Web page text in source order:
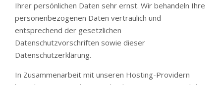
Ihrer persönlichen Daten sehr ernst. Wir behandeln Ihre
personenbezogenen Daten vertraulich und
entsprechend der gesetzlichen
Datenschutzvorschriften sowie dieser
Datenschutzerklärung.
In Zusammenarbeit mit unseren Hosting-Providern